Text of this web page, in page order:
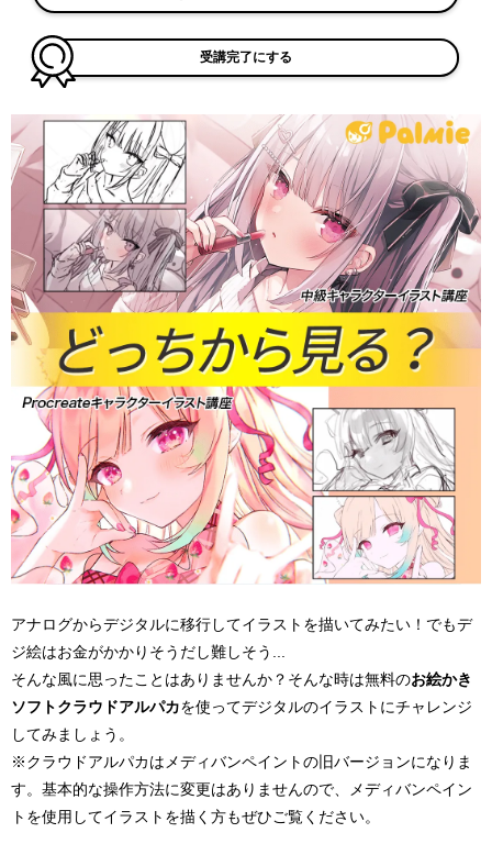
受講完了にする
アナログからデジタルに移行してイラストを描いてみたい！でもデ
ジ絵はお金がかかりそうだし難しそう...
そんな風に思ったことはありませんか？そんな時は無料のお絵かき
ソフトクラウドアルパカを使ってデジタルのイラストにチャレンジ
してみましょう。
※クラウドアルパカはメディバンペイントの旧バージョンになりま
す。基本的な操作方法に変更はありませんので、メディバンペイン
トを使用してイラストを描く方もぜひご覧ください。